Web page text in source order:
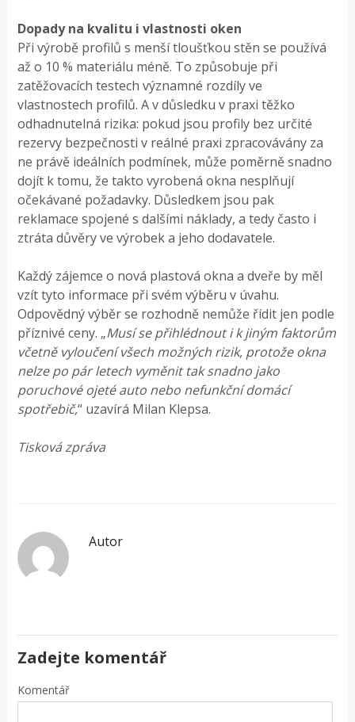
Dopady na kvalitu i vlastnosti oken
Při výrobě profilů s menší tloušťkou stěn se používá
až o 10 % materiálu méně. To způsobuje při
zatěžovacích testech významné rozdíly ve
vlastnostech profilů. A v důsledku v praxi těžko
odhadnutelná rizika: pokud jsou profily bez určité
rezervy bezpečnosti v reálné praxi zpracovávány za
ne právě ideálních podmínek, může poměrně snadno
dojít k tomu, že takto vyrobená okna nesplňují
očekávané požadavky. Důsledkem jsou pak
reklamace spojené s dalšími náklady, a tedy často i
ztráta důvěry ve výrobek a jeho dodavatele.
Každý zájemce o nová plastová okna a dveře by měl
vzít tyto informace při svém výběru v úvahu.
Odpovědný výběr se rozhodně nemůže řídit jen podle
příznivé ceny. „Musí se přihlédnout i k jiným faktorům
včetně vyloučení všech možných rizik, protože okna
nelze po pár letech vyměnit tak snadno jako
poruchové ojeté auto nebo nefunkční domácí
spotřebič,“ uzavírá Milan Klepsa.
Tisková zpráva
Autor
Zadejte komentář
Komentář